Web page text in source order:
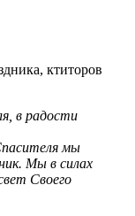
ктиторов
в радости
мы
Мы в силах
Своего